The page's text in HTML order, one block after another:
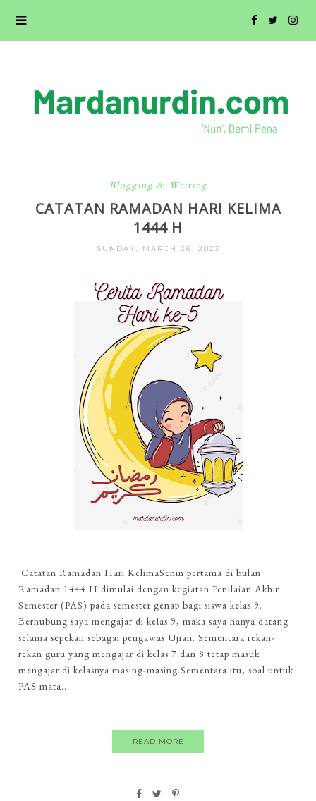
Blogging & Writing
CATATAN RAMADAN HARI KELIMA
1444 H
SUNDAY, MARCH 26, 2023
Catatan Ramadan Hari KelimaSenin pertama di bulan
Ramadan 1444 H dimulai dengan kegiatan Penilaian Akhir
Semester (PAS) pada semester genap bagi siswa kelas 9.
Berhubung saya mengajar di kelas 9, maka saya hanya datang
selama sepekan sebagai pengawas Ujian. Sementara rekan-
rekan guru yang mengajar di kelas 7 dan 8 tetap masuk
mengajar di kelasnya masing-masing.Sementara itu, soal untuk
PAS mata...
READ MORE